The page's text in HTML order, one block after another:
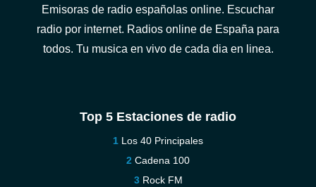
Emisoras de radio españolas online. Escuchar
radio por internet. Radios online de España para
todos. Tu musica en vivo de cada dia en linea.
Top 5 Estaciones de radio
Los 40 Principales
Cadena 100
Rock FM